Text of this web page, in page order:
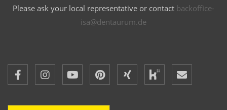
Please ask your local representative or contact backoffice-
isa@dentaurum.de